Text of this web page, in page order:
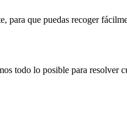
para que puedas recoger
todo lo posible para resolver